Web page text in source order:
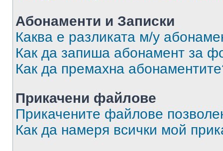
Абонаменти и Записки
Каква е разликата м/у
Как да запиша абонамент за
Как да премахна
Прикачени файлове
Прикачените файлове
Как да намеря всички мой